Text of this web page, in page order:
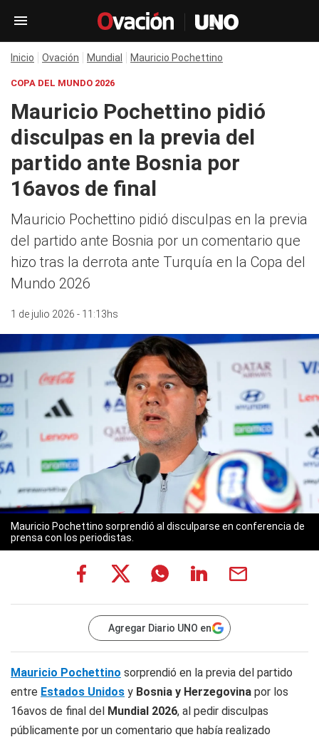
Inicio Ovación Mundial Mauricio Pochettino
COPA DEL MUNDO 2026
Mauricio Pochettino pidió
disculpas en la previa del
partido ante Bosnia por
16avos de final
Mauricio Pochettino pidió disculpas en la previa
del partido ante Bosnia por un comentario que
hizo tras la derrota ante Turquía en la Copa del
Mundo 2026
1 de julio 2026 - 11:13hs
Mauricio Pochettino sorprendió al disculparse en conferencia de
prensa con los periodistas.
Agregar Diario UNO en
Mauricio Pochettino sorprendió en la previa del partido
entre Estados Unidos y Bosnia y Herzegovina por los
16avos de final del Mundial 2026, al pedir disculpas
públicamente por un comentario que había realizado